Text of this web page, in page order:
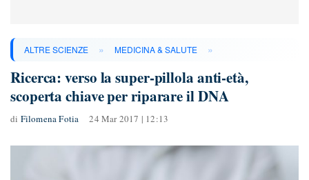
ALTRE SCIENZE » MEDICINA & SALUTE »
Ricerca: verso la super-pillola anti-età,
scoperta chiave per riparare il DNA
di Filomena Fotia 24 Mar 2017 | 12:13